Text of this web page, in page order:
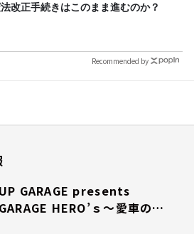
改正手続きはこのまま進むのか？
Recommended by
UP GARAGE presents
GARAGE HERO’ｓ～愛車のこ